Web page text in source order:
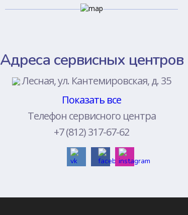
Адреса сервисных центров
Лесная, ул. Кантемировская, д. 35
Показать все
Телефон сервисного центра
+7 (812) 317-67-62